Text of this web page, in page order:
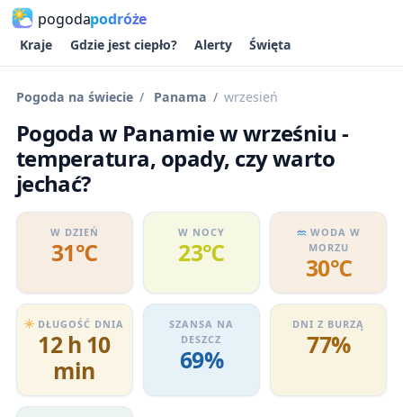
pogodapodróże
Kraje Gdzie jest ciepło? Alerty Święta
Pogoda na świecie Panama wrzesień
Pogoda w Panamie w wrześniu -
temperatura, opady, czy warto
jechać?
W DZIEŃ
31℃
W NOCY
23℃
WODA W
MORZU
30℃
DŁUGOŚĆ DNIA
12 h 10
min
SZANSA NA
DESZCZ
69%
DNI Z BURZĄ
77%